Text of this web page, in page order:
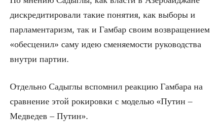
дискредитировали такие понятия, как выборы и
парламентаризм, так и Гамбар своим возвращением
«обесценил» саму идею сменяемости руководства
внутри партии.
Отдельно Садыглы вспомнил реакцию Гамбара на
сравнение этой рокировки с моделью «Путин –
Медведев – Путин».